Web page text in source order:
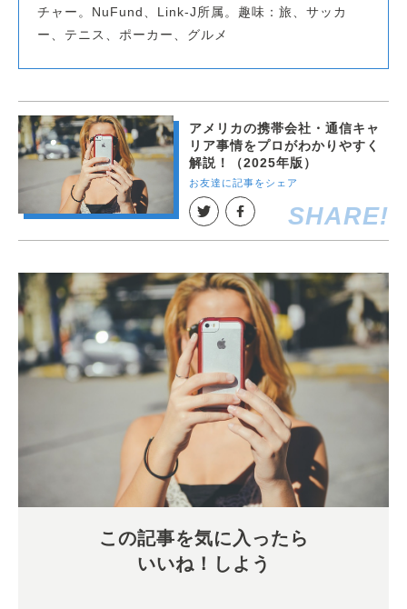
チャー。NuFund、Link-J所属。趣味：旅、サッカ
ー、テニス、ポーカー、グルメ
アメリカの携帯会社・通信キャ
リア事情をプロがわかりやすく
解説！（2025年版）
お友達に記事をシェア
この記事を気に入ったら
いいね！しよう